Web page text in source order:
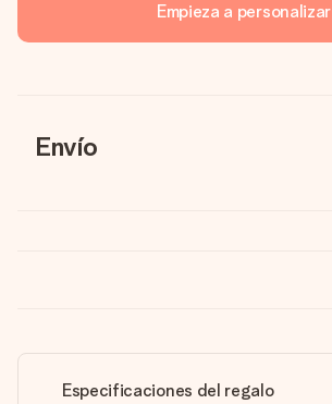
Empieza a personalizar
Envío
Especificaciones del regalo